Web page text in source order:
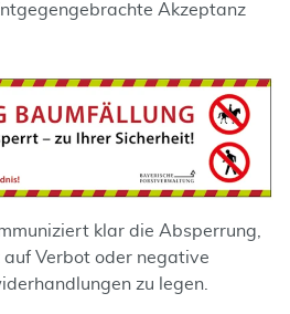
Akzeptanz
klar die Absperrung,
Verbot oder negative
zu legen.